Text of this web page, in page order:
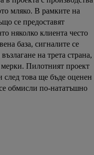
мляко. В рамките на
се предоставят
няколко клиента често
база, сигналите се
на трета страна,
мерки. Пилотният проект
след това ще бъде оценен
обмисли по-нататъшно